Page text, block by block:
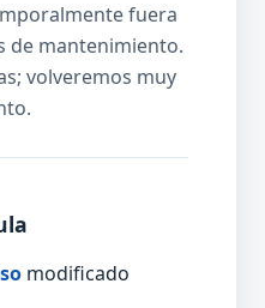
fuera
de mantenimiento.
volveremos muy
modificado